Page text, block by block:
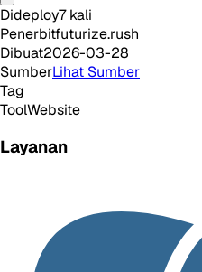
Dideploy7 kali
Penerbitfuturize.rush
Dibuat2026-03-28
SumberLihat Sumber
Tag
ToolWebsite
Layanan